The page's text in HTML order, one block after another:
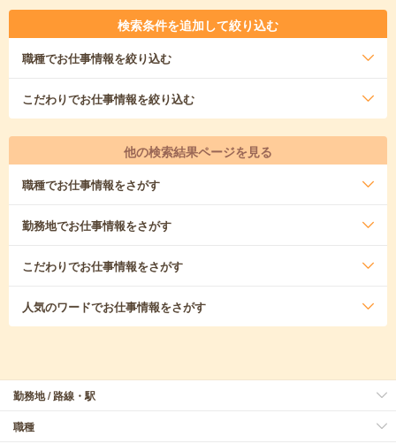
検索条件を追加して絞り込む
職種でお仕事情報を絞り込む
こだわりでお仕事情報を絞り込む
他の検索結果ページを見る
職種でお仕事情報をさがす
勤務地でお仕事情報をさがす
こだわりでお仕事情報をさがす
人気のワードでお仕事情報をさがす
勤務地 / 路線・駅
職種